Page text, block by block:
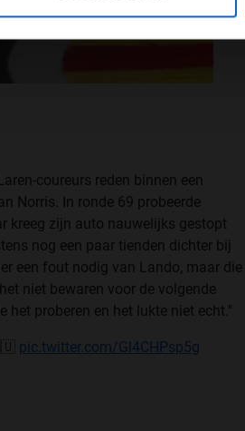
coureurs reden binnen een
Norris. In ronde 69 probeerde
kreeg zijn auto nauwelijks gestopt
nog een paar tienden dichter bij
een fout nodig van Lando, maar die
niet bewaren voor de volgende
proberen en het lukte niet echt.''
pic.twitter.com/Gl4CHPsp5g